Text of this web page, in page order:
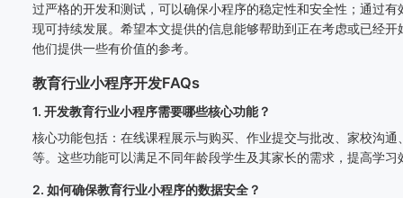
过严格的开发和测试，可以确保小程序的稳定性和安全性；通过
现可持续发展。希望本文提供的信息能够帮助到正在考虑或已经
他们提供一些有价值的参考。
教育行业小程序开发FAQs
1. 开发教育行业小程序需要哪些核心功能？
核心功能包括：在线课程展示与购买、作业提交与批改、家校沟
等。这些功能可以满足不同年龄段学生及其家长的需求，提高学习
2. 如何确保教育行业小程序的数据安全？